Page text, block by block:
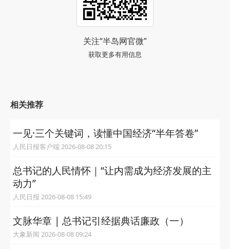
关注“半岛网官微”
获取更多有用信息
相关推荐
一见·三个关键词，读懂中国经济“半年答卷”
人民日报客户端 2026-08-08 20:15
总书记的人民情怀｜“让内需成为经济发展的主
动力”
人民日报 2026-08-08 15:49
文脉华章 | 总书记引经据典话廉政（一）
大象新闻 2026-08-08 09:24